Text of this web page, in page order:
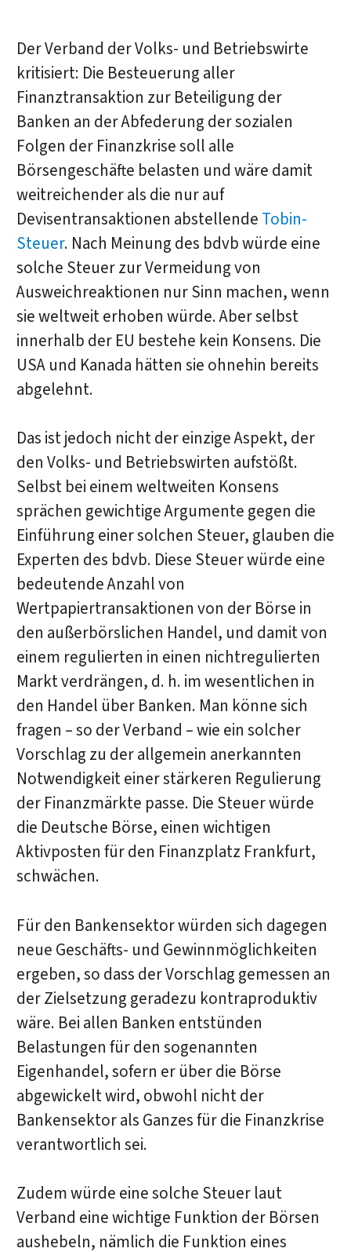
Der Verband der Volks- und Betriebswirte
kritisiert: Die Besteuerung aller
Finanztransaktion zur Beteiligung der
Banken an der Abfederung der sozialen
Folgen der Finanzkrise soll alle
Börsengeschäfte belasten und wäre damit
weitreichender als die nur auf
Devisentransaktionen abstellende Tobin-
Steuer. Nach Meinung des bdvb würde eine
solche Steuer zur Vermeidung von
Ausweichreaktionen nur Sinn machen, wenn
sie weltweit erhoben würde. Aber selbst
innerhalb der EU bestehe kein Konsens. Die
USA und Kanada hätten sie ohnehin bereits
abgelehnt.
Das ist jedoch nicht der einzige Aspekt, der
den Volks- und Betriebswirten aufstößt.
Selbst bei einem weltweiten Konsens
sprächen gewichtige Argumente gegen die
Einführung einer solchen Steuer, glauben die
Experten des bdvb. Diese Steuer würde eine
bedeutende Anzahl von
Wertpapiertransaktionen von der Börse in
den außerbörslichen Handel, und damit von
einem regulierten in einen nichtregulierten
Markt verdrängen, d. h. im wesentlichen in
den Handel über Banken. Man könne sich
fragen – so der Verband – wie ein solcher
Vorschlag zu der allgemein anerkannten
Notwendigkeit einer stärkeren Regulierung
der Finanzmärkte passe. Die Steuer würde
die Deutsche Börse, einen wichtigen
Aktivposten für den Finanzplatz Frankfurt,
schwächen.
Für den Bankensektor würden sich dagegen
neue Geschäfts- und Gewinnmöglichkeiten
ergeben, so dass der Vorschlag gemessen an
der Zielsetzung geradezu kontraproduktiv
wäre. Bei allen Banken entstünden
Belastungen für den sogenannten
Eigenhandel, sofern er über die Börse
abgewickelt wird, obwohl nicht der
Bankensektor als Ganzes für die Finanzkrise
verantwortlich sei.
Zudem würde eine solche Steuer laut
Verband eine wichtige Funktion der Börsen
aushebeln, nämlich die Funktion eines